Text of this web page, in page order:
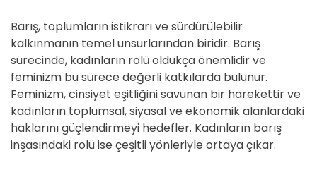
Barış, toplumların istikrarı ve sürdürülebilir
kalkınmanın temel unsurlarından biridir. Barış
sürecinde, kadınların rolü oldukça önemlidir ve
feminizm bu sürece değerli katkılarda bulunur.
Feminizm, cinsiyet eşitliğini savunan bir harekettir ve
kadınların toplumsal, siyasal ve ekonomik alanlardaki
haklarını güçlendirmeyi hedefler. Kadınların barış
inşasındaki rolü ise çeşitli yönleriyle ortaya çıkar.